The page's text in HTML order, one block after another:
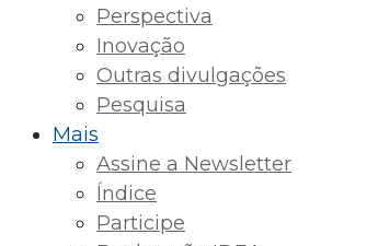
Perspectiva
Inovação
Outras divulgações
Pesquisa
Mais
Assine a Newsletter
Índice
Participe